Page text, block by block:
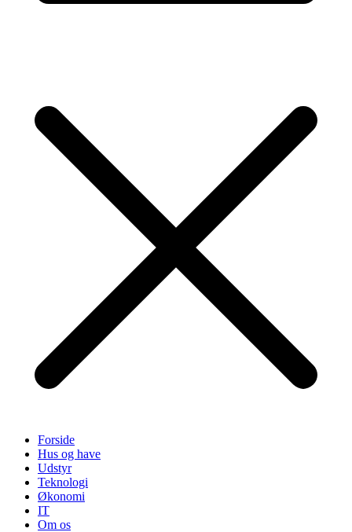
Forside
Hus og have
Udstyr
Teknologi
Økonomi
IT
Om os